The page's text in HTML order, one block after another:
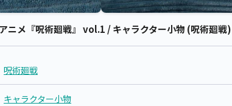
ニメ『呪術廻戦』 vol.1 / キャラクター小物 (呪術廻戦
呪術廻戦
キャラクター小物